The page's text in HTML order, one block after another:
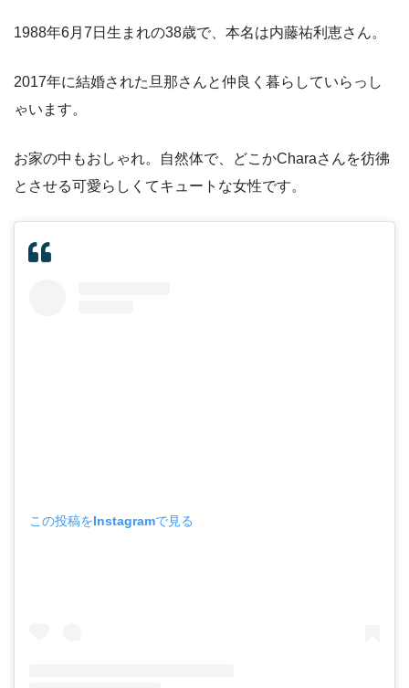
1988年6月7日生まれの38歳で、本名は内藤祐利恵さん。
2017年に結婚された旦那さんと仲良く暮らしていらっし
ゃいます。
お家の中もおしゃれ。自然体で、どこかCharaさんを彷彿
とさせる可愛らしくてキュートな女性です。
この投稿をInstagramで見る